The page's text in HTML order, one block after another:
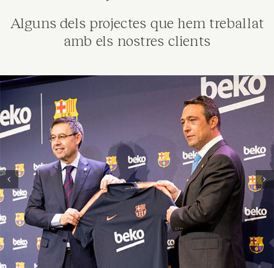
Alguns dels projectes que hem treballat
amb els nostres clients
Beko – FCB
Estratègia de comunicació i PR